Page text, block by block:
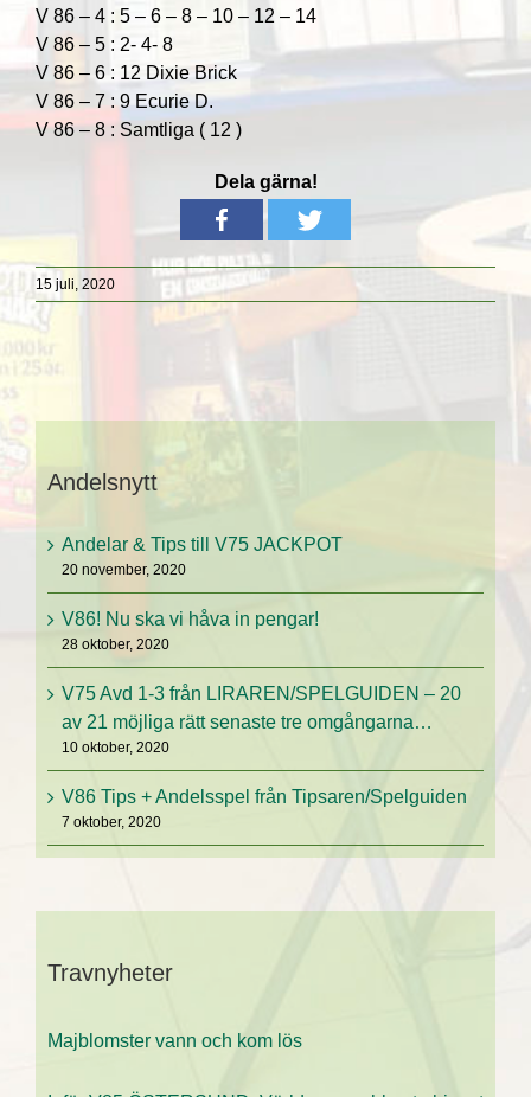
V 86 – 4 : 5 – 6 – 8 – 10 – 12 – 14
V 86 – 5 : 2- 4- 8
V 86 – 6 : 12 Dixie Brick
V 86 – 7 : 9 Ecurie D.
V 86 – 8 : Samtliga ( 12 )
Dela gärna!
15 juli, 2020
Andelsnytt
Andelar & Tips till V75 JACKPOT
20 november, 2020
V86! Nu ska vi håva in pengar!
28 oktober, 2020
V75 Avd 1-3 från LIRAREN/SPELGUIDEN – 20
av 21 möjliga rätt senaste tre omgångarna…
10 oktober, 2020
V86 Tips + Andelsspel från Tipsaren/Spelguiden
7 oktober, 2020
Travnyheter
Majblomster vann och kom lös